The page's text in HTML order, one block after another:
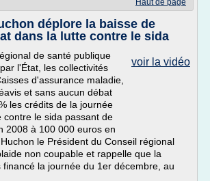
Haut de page
déplore la baisse de
dans la lutte contre le sida
voir la vidéo
de santé publique
l'État, les collectivités
d'assurance maladie,
et sans aucun débat
les crédits de la journée
contre le sida passant de
2008 à 100 000 euros en
le Président du Conseil régional
non coupable et rappelle que la
financé la journée du 1er décembre, au